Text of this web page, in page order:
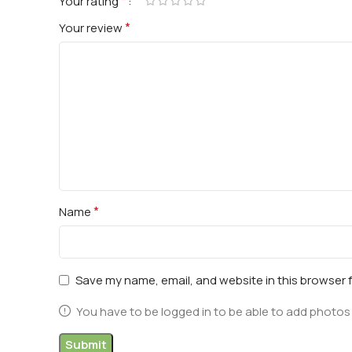
Your review*
Name*
Save my name, email, and website in this
You have to be logged in to be able to add